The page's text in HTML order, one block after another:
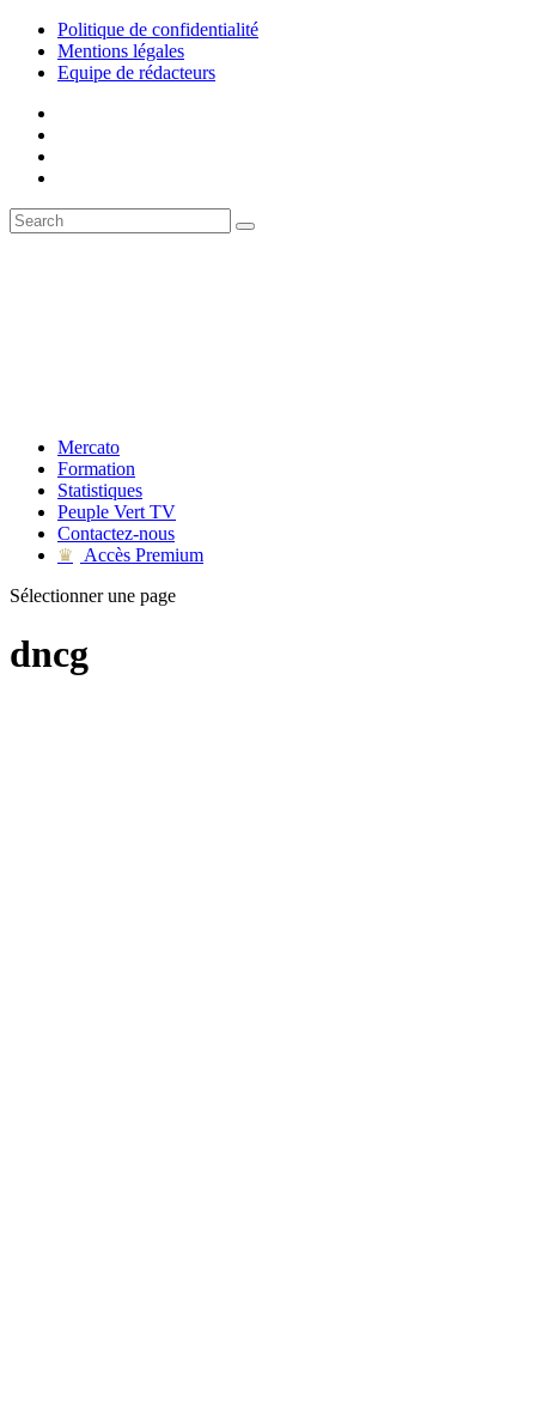
Politique de confidentialité
Mentions légales
Equipe de rédacteurs
Mercato
Formation
Statistiques
Peuple Vert TV
Contactez-nous
♛
Accès Premium
Sélectionner une page
dncg